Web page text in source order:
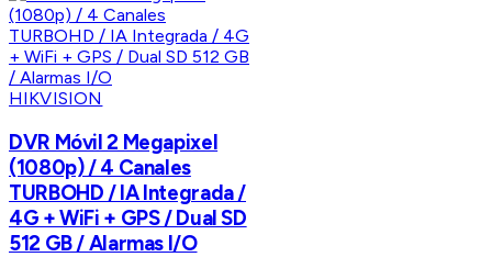
HIKVISION
DVR Móvil 2 Megapixel
(1080p) / 4 Canales
TURBOHD / IA Integrada /
4G + WiFi + GPS / Dual SD
512 GB / Alarmas I/O